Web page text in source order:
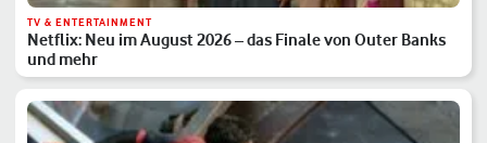
TV & ENTERTAINMENT
Netflix: Neu im August 2026 – das Finale von Outer Banks
und mehr